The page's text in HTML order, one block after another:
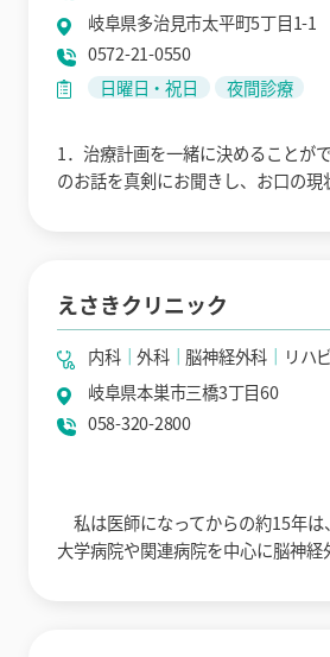
岐阜県多治見市太平町5丁目1-1
0572-21-0550
日曜日・祝日
夜間診療
1．治療計画を一緒に決めること
のお話を真剣にお聞きし、お口の
えさきクリニック
内科 外科 脳神経外科
リハ
岐阜県本巣市三橋3丁目60
058-320-2800
私は医師になってからの約15年は
大学病院や関連病院を中心に脳神経